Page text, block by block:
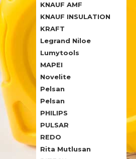
KNAUF AMF
KNAUF INSULATION
KRAFT
Legrand Niloe
Lumytools
MAPEI
Novelite
Pelsan
Pelsan
PHILIPS
PULSAR
REDO
Rita Mutlusan